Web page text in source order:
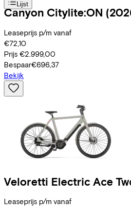
Lijst
Canyon Citylite:ON
Leaseprijs p/m vanaf
€72,10
Prijs €2.999,00
Bespaar€696,37
Bekijk
Veloretti Electric Ace
Leaseprijs p/m vanaf